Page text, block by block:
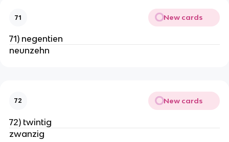
71 New cards
71) negentien
neunzehn
72 New cards
72) twintig
zwanzig